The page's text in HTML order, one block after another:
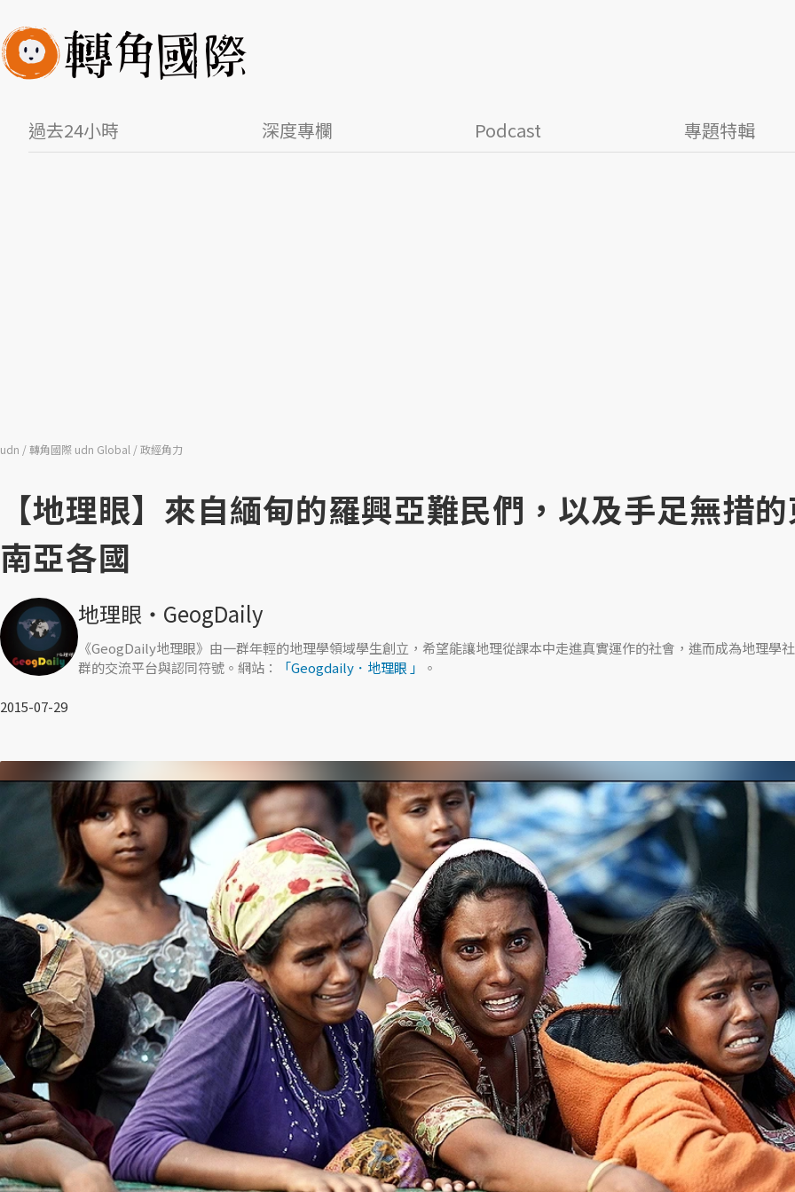
過去24小時 深度專欄 Podcast 專題特輯
udn 轉角國際 udn Global 政經角力
【地理眼】來自緬甸的羅興亞難民們，以及手足無措
南亞各國
地理眼‧GeogDaily
《GeogDaily地理眼》由一群年輕的地理學領域學生創立，希望能讓地理從課本中走進真實運作的社會，進而成為地理學社
群的交流平台與認同符號。網站：
「Geogdaily．地理眼 」 。
2015-07-29